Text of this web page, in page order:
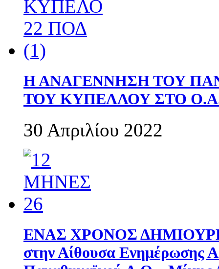
Η ΑΝΑΓΕΝΝΗΣΗ ΤΟΥ
ΤΟΥ ΚΥΠΕΛΛΟΥ ΣΤΟ
30 Απριλίου 2022
ΕΝΑΣ ΧΡΟΝΟΣ
στην Αίθουσα Ενημέρωσης